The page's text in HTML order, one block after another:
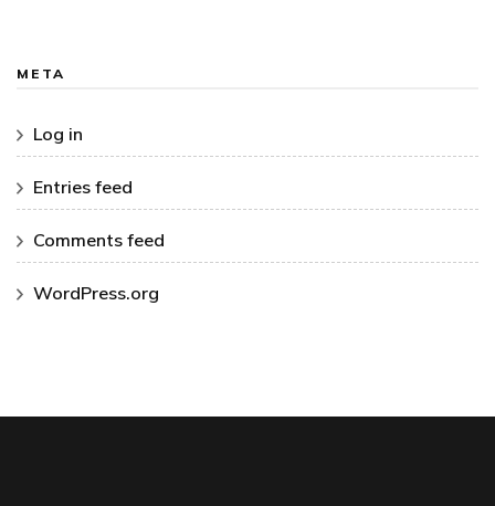
META
Log in
Entries feed
Comments feed
WordPress.org